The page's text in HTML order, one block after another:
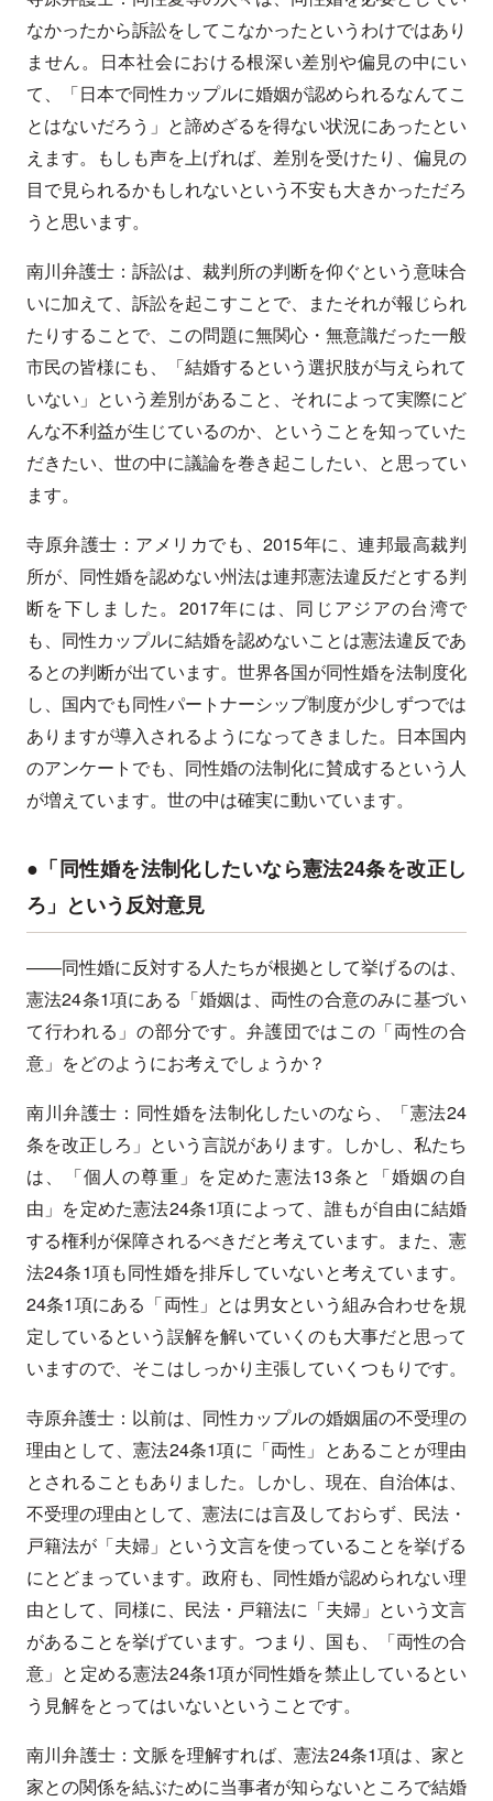
なかったから訴訟をしてこなかったというわけではあり
ません。日本社会における根深い差別や偏見の中にい
て、「日本で同性カップルに婚姻が認められるなんてこ
とはないだろう」と諦めざるを得ない状況にあったとい
えます。もしも声を上げれば、差別を受けたり、偏見の
目で見られるかもしれないという不安も大きかっただろ
うと思います。
南川弁護士：訴訟は、裁判所の判断を仰ぐという意味合
いに加えて、訴訟を起こすことで、またそれが報じられ
たりすることで、この問題に無関心・無意識だった一般
市民の皆様にも、「結婚するという選択肢が与えられて
いない」という差別があること、それによって実際にど
んな不利益が生じているのか、ということを知っていた
だきたい、世の中に議論を巻き起こしたい、と思ってい
ます。
寺原弁護士：アメリカでも、2015年に、連邦最高裁判
所が、同性婚を認めない州法は連邦憲法違反だとする判
断を下しました。2017年には、同じアジアの台湾で
も、同性カップルに結婚を認めないことは憲法違反であ
るとの判断が出ています。世界各国が同性婚を法制度化
し、国内でも同性パートナーシップ制度が少しずつでは
ありますが導入されるようになってきました。日本国内
のアンケートでも、同性婚の法制化に賛成するという人
が増えています。世の中は確実に動いています。
●「同性婚を法制化したいなら憲法24条を改正し
ろ」という反対意見
——同性婚に反対する人たちが根拠として挙げるのは、
憲法24条1項にある「婚姻は、両性の合意のみに基づい
て行われる」の部分です。弁護団ではこの「両性の合
意」をどのようにお考えでしょうか？
南川弁護士：同性婚を法制化したいのなら、「憲法24
条を改正しろ」という言説があります。しかし、私たち
は、「個人の尊重」を定めた憲法13条と「婚姻の自
由」を定めた憲法24条1項によって、誰もが自由に結婚
する権利が保障されるべきだと考えています。また、憲
法24条1項も同性婚を排斥していないと考えています。
24条1項にある「両性」とは男女という組み合わせを規
定しているという誤解を解いていくのも大事だと思って
いますので、そこはしっかり主張していくつもりです。
寺原弁護士：以前は、同性カップルの婚姻届の不受理の
理由として、憲法24条1項に「両性」とあることが理由
とされることもありました。しかし、現在、自治体は、
不受理の理由として、憲法には言及しておらず、民法・
戸籍法が「夫婦」という文言を使っていることを挙げる
にとどまっています。政府も、同性婚が認められない理
由として、同様に、民法・戸籍法に「夫婦」という文言
があることを挙げています。つまり、国も、「両性の合
意」と定める憲法24条1項が同性婚を禁止しているとい
う見解をとってはいないということです。
南川弁護士：文脈を理解すれば、憲法24条1項は、家と
家との関係を結ぶために当事者が知らないところで結婚